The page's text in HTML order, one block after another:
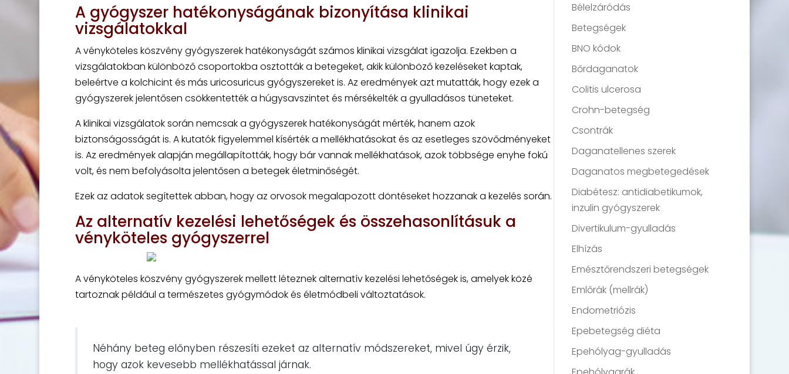
A gyógyszer hatékonyságának bizonyítása klinikai
vizsgálatokkal
A vényköteles köszvény gyógyszerek hatékonyságát számos klinikai vizsgálat igazolja. Ezekben a
vizsgálatokban különböző csoportokba osztották a betegeket, akik különböző kezeléseket kaptak,
beleértve a kolchicint és más uricosuricus gyógyszereket is. Az eredmények azt mutatták, hogy ezek a
gyógyszerek jelentősen csökkentették a húgysavszintet és mérsékelték a gyulladásos tüneteket.
A klinikai vizsgálatok során nemcsak a gyógyszerek hatékonyságát mérték, hanem azok
biztonságosságát is. A kutatók figyelemmel kísérték a mellékhatásokat és az esetleges szövődményeket
is. Az eredmények alapján megállapították, hogy bár vannak mellékhatások, azok többsége enyhe fokú
volt, és nem befolyásolta jelentősen a betegek életminőségét.
Ezek az adatok segítettek abban, hogy az orvosok megalapozott döntéseket hozzanak a kezelés során.
Az alternatív kezelési lehetőségek és összehasonlításuk a
vényköteles gyógyszerrel
A vényköteles köszvény gyógyszerek mellett léteznek alternatív kezelési lehetőségek is, amelyek közé
tartoznak például a természetes gyógymódok és életmódbeli változtatások.
Néhány beteg előnyben részesíti ezeket az alternatív módszereket, mivel úgy érzik,
hogy azok kevesebb mellékhatással járnak.
Bélelzáródás
Betegségek
BNO kódok
Bőrdaganatok
Colitis ulcerosa
Crohn-betegség
Csontrák
Daganatellenes szerek
Daganatos megbetegedések
Diabétesz: antidiabetikumok,
inzulin gyógyszerek
Divertikulum-gyulladás
Elhízás
Emésztőrendszeri betegségek
Emlőrák (mellrák)
Endometriózis
Epebetegség diéta
Epehólyag-gyulladás